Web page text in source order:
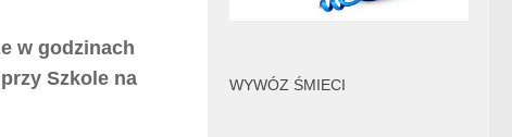
w godzinach
Szkole na
WYWÓZ ŚMIECI